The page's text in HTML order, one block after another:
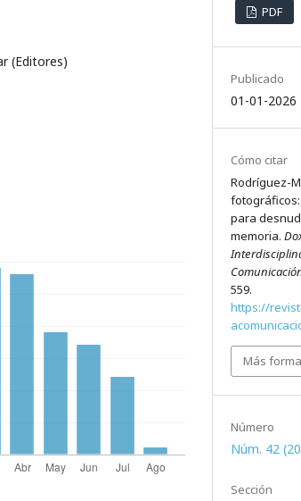
(Editores)
PDF
Publicado
01-01-2026
Número
Núm. 42
Sección
Cómo citar
Rodríguez-
para
memoria.
559.
https://
Más